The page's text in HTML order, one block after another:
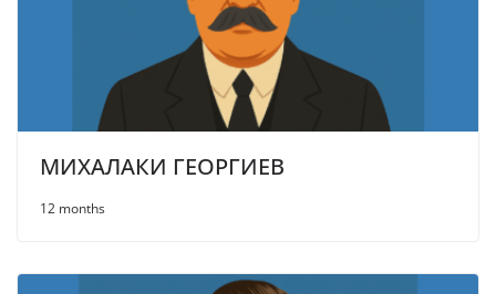
МИХАЛАКИ ГЕОРГИЕВ
12 months